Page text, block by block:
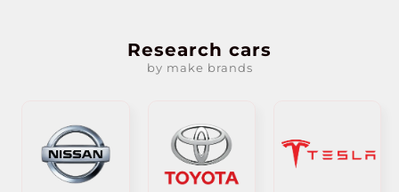
Research cars
by make brands